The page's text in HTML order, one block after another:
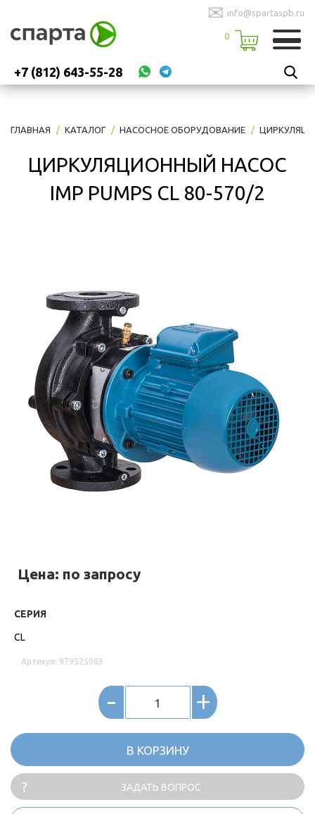
✉ info@spartaspb.ru
0
+7 (812) 643-55-28
ГЛАВНАЯ КАТАЛОГ НАСОСНОЕ ОБОРУДОВАНИЕ
ЦИРКУЛЯЦИОННЫЙ НАСОС
IMP PUMPS CL 80-570/2
Цена: по запросу
СЕРИЯ
CL
Артикул: 979525083
- +
В КОРЗИНУ
ЗАДАТЬ ВОПРОС